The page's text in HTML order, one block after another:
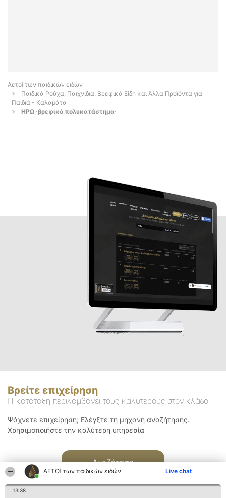
ΑΕΤΟΊ των παιδικών ειδών Live chat
13:38
Αετοί των παιδικών ειδών
Παιδικά Ρούχα, Παιχνίδια, Βρεφικά Είδη και Άλλα Προϊόντα για
Παιδιά - Καλαμάτα
ΗΡΩ ·βρεφικό πολυκατάστημα·
Βρείτε επιχείρηση
Η κατάταξη περιλαμβάνει τους καλύτερους στον κλάδο
Ψάχνετε επιχείρηση; Ελέγξτε τη μηχανή αναζήτησης.
Χρησιμοποιήστε την καλύτερη υπηρεσία
Αναζήτηση